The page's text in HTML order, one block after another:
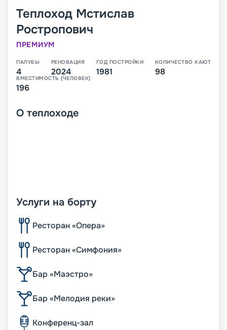
Теплоход Мстислав
Ростропович
ПРЕМИУМ
ПАЛУБЫ
4
РЕНОВАЦИЯ
2024
ГОД ПОСТРОЙКИ
1981
КОЛИЧЕСТВО КАЮТ
98
ВМЕСТИМОСТЬ (ЧЕЛОВЕК)
196
О теплоходе
Услуги на борту
Ресторан «Опера»
Ресторан «Симфония»
Бар «Маэстро»
Бар «Мелодия реки»
Конференц-зал